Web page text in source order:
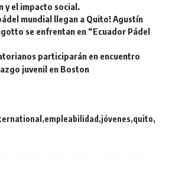
y el impacto social.
mundial llegan a Quito! Agustín
se enfrentan en “Ecuador Pádel
participarán en encuentro
juvenil en Boston
empleabilidad jóvenes quito